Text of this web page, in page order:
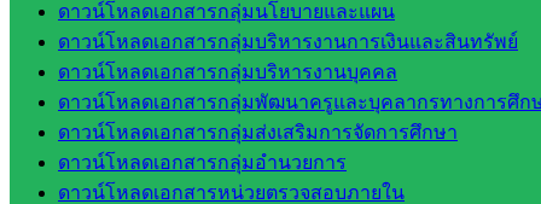
ดาวน์โหลดเอกสารกลุ่มนโยบายและแผน
ดาวน์โหลดเอกสารกลุ่มบริหารงานการเงินและสินทรัพย์
ดาวน์โหลดเอกสารกลุ่มบริหารงานบุคคล
ดาวน์โหลดเอกสารกลุ่มพัฒนาครูและบุคลากรทางการศึก
ดาวน์โหลดเอกสารกลุ่มส่งเสริมการจัดการศึกษา
ดาวน์โหลดเอกสารกลุ่มอำนวยการ
ดาวน์โหลดเอกสารหน่วยตรวจสอบภายใน
เว็บไซต์
อ.ค.ก.ศ.เขต
พื้นที่การ
ศึกษา
ดาวน์โหลด